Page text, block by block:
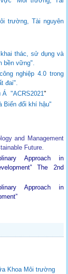
trường, Tài nguyên
thác, sử dụng và
bền vững".
nghiệp 4.0 trong
đai".
Á "ACRS2021"
Biến đổi khí hậu"
and Management
Future.
Approach in
The 2nd
Approach in
Khoa Môi trường